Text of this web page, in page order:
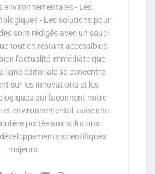
environnementales - Les
- Les solutions pour
sont rédigés avec un souci
tout en restant accessibles,
l'actualité immédiate que
ligne éditoriale se concentre
sur les innovations et les
qui façonnent notre
environnemental, avec une
portée aux solutions
scientifiques
majeurs.